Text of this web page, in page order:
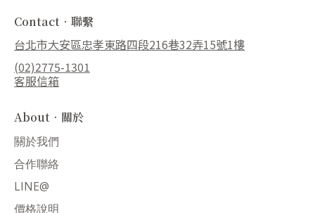
Contact．聯繫
台北市大安區忠孝東路四段216巷32弄15號1樓
(02)2775-1301
客服信箱
About．關於
關於我們
合作聯絡
LINE@
價格說明